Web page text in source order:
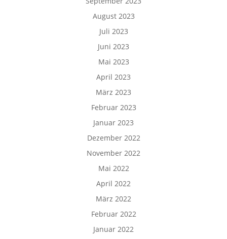
August 2023
Juli 2023
Juni 2023
Mai 2023
April 2023
März 2023
Februar 2023
Januar 2023
Dezember 2022
November 2022
Mai 2022
April 2022
März 2022
Februar 2022
Januar 2022